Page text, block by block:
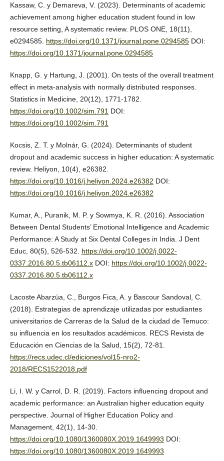
Kassaw, C. y Demareva, V. (2023). Determinants of academic
achievement among higher education student found in low
resource setting, A systematic review. PLOS ONE, 18(11),
e0294585. https://doi.org/10.1371/journal.pone.0294585DOI:
https://doi.org/10.1371/journal.pone.0294585
Knapp, G. y Hartung, J. (2001). On tests of the overall treatment
effect in meta-analysis with normally distributed responses.
Statistics in Medicine, 20(12), 1771-1782.
https://doi.org/10.1002/sim.791DOI:
https://doi.org/10.1002/sim.791
Kocsis, Z. T. y Molnár, G. (2024). Determinants of student
dropout and academic success in higher education: A systematic
review. Heliyon, 10(4), e26382.
https://doi.org/10.1016/j.heliyon.2024.e26382 DOI:
https://doi.org/10.1016/j.heliyon.2024.e26382
Kumar, A., Puranik, M. P. y Sowmya, K. R. (2016). Association
Between Dental Students’ Emotional Intelligence and Academic
Performance: A Study at Six Dental Colleges in India. J Dent
Educ, 80(5), 526-532. https://doi.org/10.1002/j.0022-
0337.2016.80.5.tb06112.xDOI: https://doi.org/10.1002/j.0022-
0337.2016.80.5.tb06112.x
Lacoste Abarzúa, C., Burgos Fica, A. y Bascour Sandoval, C.
(2018). Estrategias de aprendizaje utilizadas por estudiantes
universitarios de Carreras de la Salud de la ciudad de Temuco:
su influencia en los resultados académicos. RECS Revista de
Educación en Ciencias de la Salud, 15(2), 72-81.
https://recs.udec.cl/ediciones/vol15-nro2-
2018/RECS1522018.pdf
Li, I. W. y Carrol, D. R. (2019). Factors influencing dropout and
academic performance: an Australian higher education equity
perspective. Journal of Higher Education Policy and
Management, 42(1), 14-30.
https://doi.org/10.1080/1360080X.2019.1649993 DOI:
https://doi.org/10.1080/1360080X.2019.1649993